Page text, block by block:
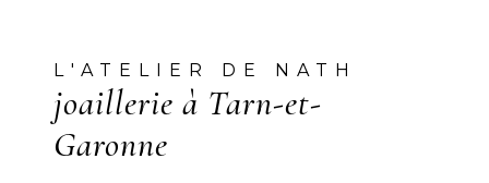
L'ATELIER DE NATH
joaillerie à Tarn-et-
Garonne